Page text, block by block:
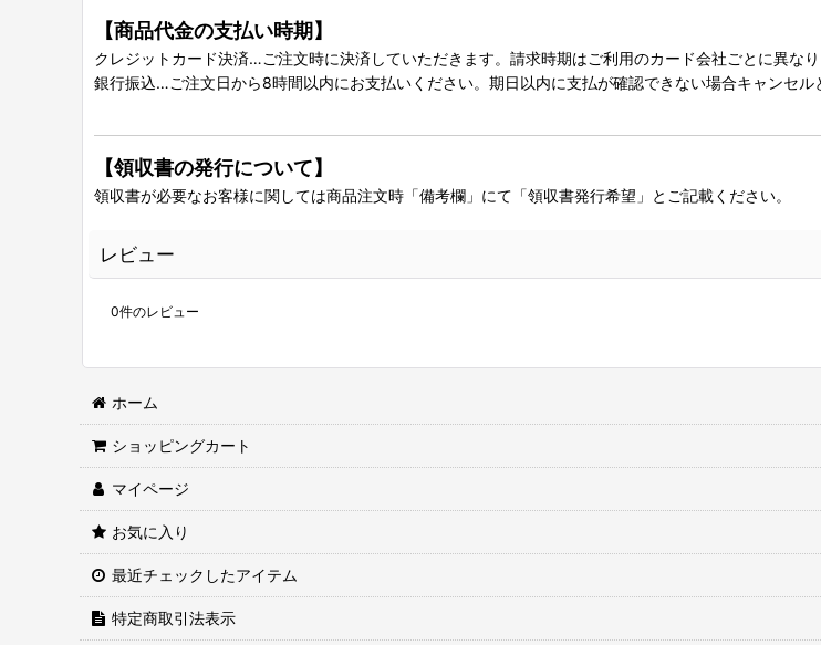
【商品代金の支払い時期】
クレジットカード決済…ご注文時に決済していただきます。請求時期はご利用のカード会社ごとに異なり
銀行振込…ご注文日から8時間以内にお支払いください。期日以内に支払が確認できない場合キャンセル
【領収書の発行について】
領収書が必要なお客様に関しては商品注文時「備考欄」にて「領収書発行希望」とご記載ください。
レビュー
0件のレビュー
ホーム
ショッピングカート
マイページ
お気に入り
最近チェックしたアイテム
特定商取引法表示